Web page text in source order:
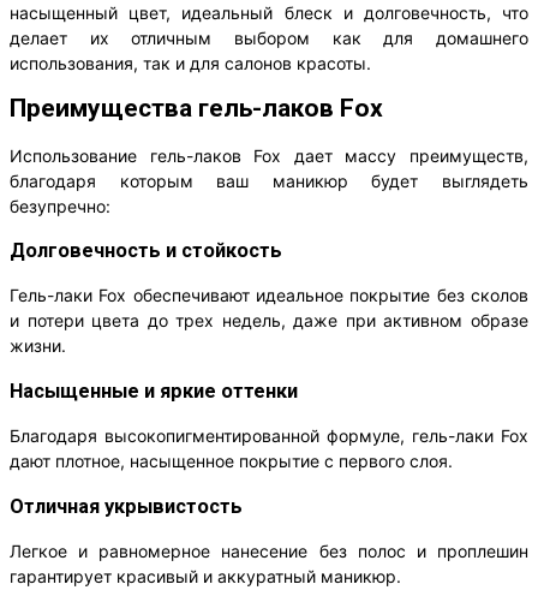
насыщенный цвет, идеальный блеск и долговечность, что
делает их отличным выбором как для домашнего
использования, так и для салонов красоты.
Преимущества гель-лаков Fox
Использование гель-лаков Fox дает массу преимуществ,
благодаря которым ваш маникюр будет выглядеть
безупречно:
Долговечность и стойкость
Гель-лаки Fox обеспечивают идеальное покрытие без сколов
и потери цвета до трех недель, даже при активном образе
жизни.
Насыщенные и яркие оттенки
Благодаря высокопигментированной формуле, гель-лаки Fox
дают плотное, насыщенное покрытие с первого слоя.
Отличная укрывистость
Легкое и равномерное нанесение без полос и проплешин
гарантирует красивый и аккуратный маникюр.